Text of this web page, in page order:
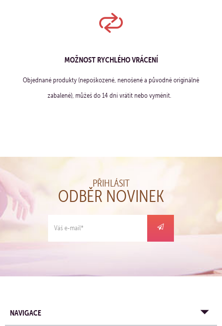
MOŽNOST RYCHLÉHO VRÁCENÍ
Objednané produkty (nepoškozené, nenošené a původně originálně
zabalené), můžeš do 14 dní vrátit nebo vyměnit.
PŘIHLÁSIT
ODBĚR NOVINEK
NAVIGACE